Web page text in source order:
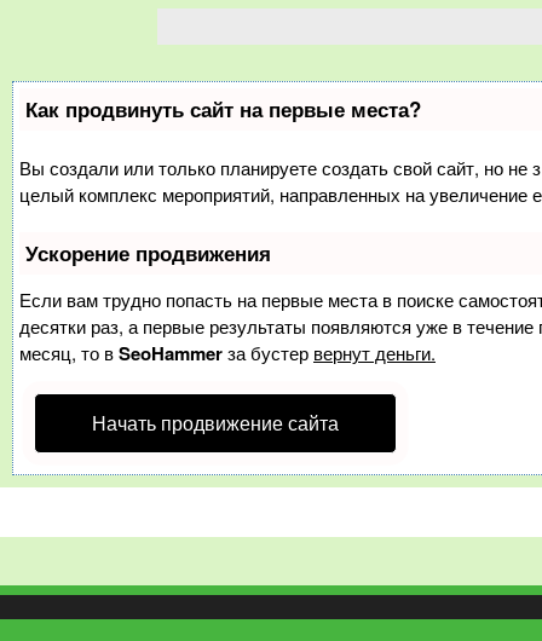
Как продвинуть сайт на первые места?
Вы создали или только планируете создать свой сайт, но не
целый комплекс мероприятий, направленных на увеличение
Ускорение продвижения
Если вам трудно попасть на первые места в поиске
десятки раз, а первые результаты появляются уже в
месяц, то вSeoHammerза бустер вернут деньги.
Начать продвижение сайта